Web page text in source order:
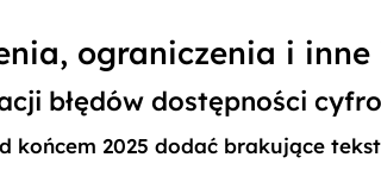
ograniczenia i
błędów dostępności
końcem 2025 dodać brakujące